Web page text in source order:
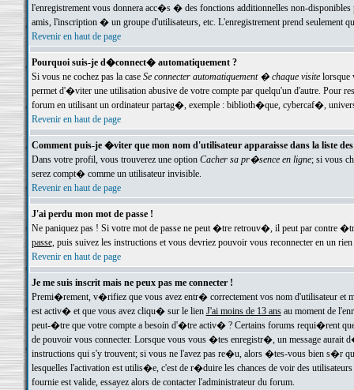
l'enregistrement vous donnera acc�s � des fonctions additionnelles non-
amis, l'inscription � un groupe d'utilisateurs, etc. L'enregistrement prend seulement
Revenir en haut de page
Pourquoi suis-je d�connect� automatiquement ?
Si vous ne cochez pas la case Se connecter automatiquement � chaque visitelorsque
permet d'�viter une utilisation abusive de votre compte par quelqu'un d'autre. Pour
forum en utilisant un ordinateur partag�, exemple : biblioth�que, cybercaf�,
Revenir en haut de page
Comment puis-je �viter que mon nom d'utilisateur apparaisse dans la liste
Dans votre profil, vous trouverez une option Cacher sa pr�sence en ligne; si vous
serez compt� comme un utilisateur invisible.
Revenir en haut de page
J'ai perdu mon mot de passe !
Ne paniquez pas ! Si votre mot de passe ne peut �tre retrouv�, il peut par contre
passe, puis suivez les instructions et vous devriez pouvoir vous reconnecter en un rien
Revenir en haut de page
Je me suis inscrit mais ne peux pas me connecter !
Premi�rement, v�rifiez que vous avez entr� correctement vos nom d'utilisateur
est activ� et que vous avez cliqu� sur le lien J'ai moins de 13 ansau moment de
peut-�tre que votre compte a besoin d'�tre activ� ? Certains forums requi�rent
de pouvoir vous connecter. Lorsque vous vous �tes enregistr�, un message aurait
instructions qui s'y trouvent; si vous ne l'avez pas re�u, alors �tes-vous bien s�r
lesquelles l'activation est utilis�e, c'est de r�duire les chances de voir des
fournie est valide, essayez alors de contacter l'administrateur du forum.